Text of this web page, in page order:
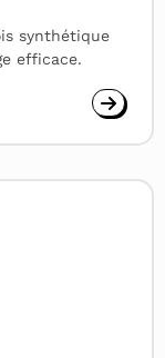
synthétique
efficace.